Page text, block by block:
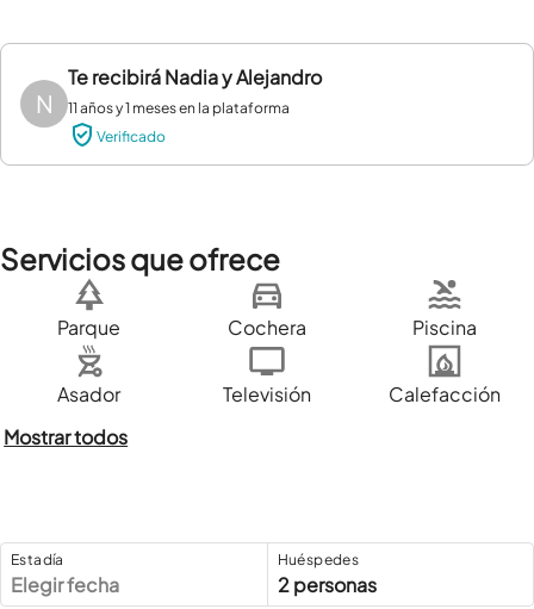
N
Te recibiráNadia y Alejandro
11 años y 1 meses en la plataforma
Verificado
Servicios que ofrece
Parque Cochera Piscina
Asador Televisión
Calefacción
Mostrar todos
Estadía
Elegir fecha
Huéspedes
2 personas